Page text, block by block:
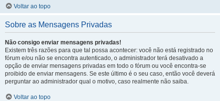
Voltar ao topo
Sobre as Mensagens Privadas
Não consigo enviar mensagens privadas!
Existem três razões para que tal possa acontecer: você não está registrado no
fórum e/ou não se encontra autenticado, o administrador terá desativado a
opção de enviar mensagens privadas em todo o fórum ou você encontra-se
proibido de enviar mensagens. Se este último é o seu caso, então você deverá
perguntar ao administrador qual o motivo, caso realmente não saiba.
Voltar ao topo